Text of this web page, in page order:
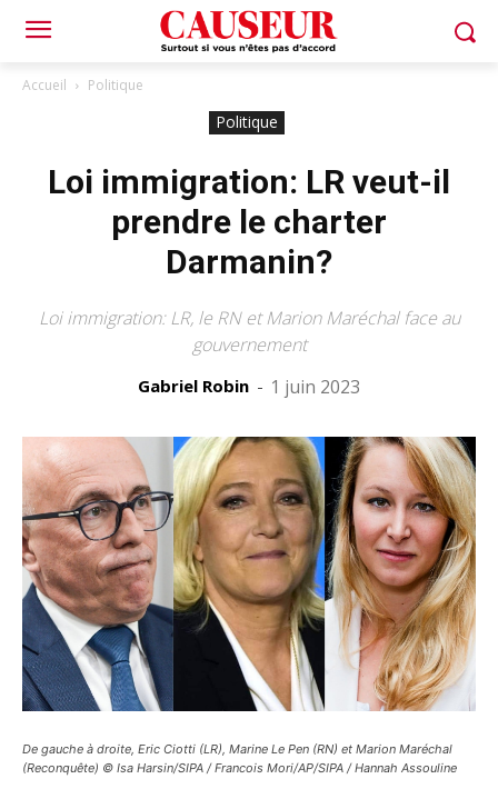
Accueil Politique
Politique
Loi immigration: LR veut-il
prendre le charter
Darmanin?
Loi immigration: LR, le RN et Marion Maréchal face au
gouvernement
Gabriel Robin - 1 juin 2023
De gauche à droite, Eric Ciotti (LR), Marine Le Pen (RN) et Marion Maréchal
(Reconquête) © Isa Harsin/SIPA / Francois Mori/AP/SIPA / Hannah Assouline